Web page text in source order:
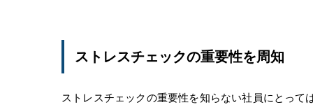
ストレスチェックの重要性を周知
ストレスチェックの重要性を知らない社員にとっ